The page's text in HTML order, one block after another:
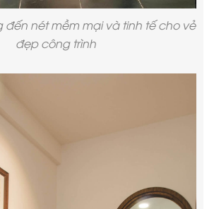
đến nét mềm mại và tinh tế cho vẻ
đẹp công trình